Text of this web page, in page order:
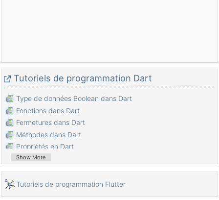
Tutoriels de programmation Dart
Type de données Boolean dans Dart
Fonctions dans Dart
Fermetures dans Dart
Méthodes dans Dart
Propriétés en Dart
Programmation Dart avec l'outil en ligne DartPad
Installer Dart SDK sur Windows
Installer Visual Studio Code sur Windows
Installer Dart Code Extension pour Visual Studio Code
Show More
Tutoriels de programmation Flutter